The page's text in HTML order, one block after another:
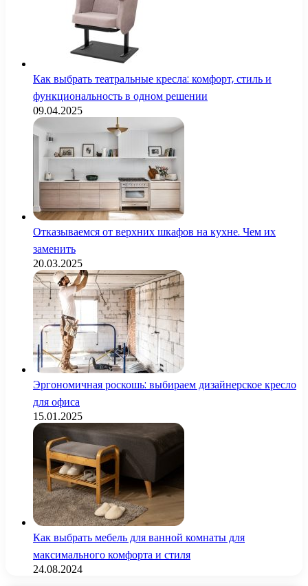
Как выбрать театральные кресла: комфорт, стиль и
функциональность в одном решении
09.04.2025
Отказываемся от верхних шкафов на кухне. Чем их
заменить
20.03.2025
Эргономичная роскошь: выбираем дизайнерское кресло
для офиса
15.01.2025
Как выбрать мебель для ванной комнаты для
максимального комфорта и стиля
24.08.2024